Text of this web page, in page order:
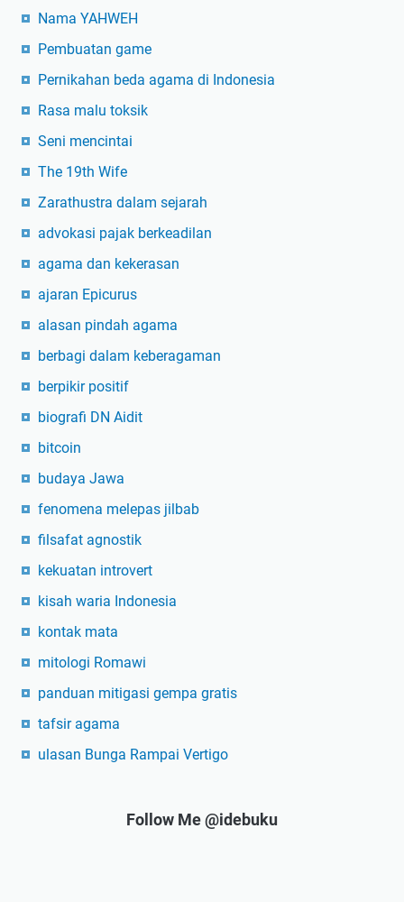
Nama YAHWEH
Pembuatan game
Pernikahan beda agama di Indonesia
Rasa malu toksik
Seni mencintai
The 19th Wife
Zarathustra dalam sejarah
advokasi pajak berkeadilan
agama dan kekerasan
ajaran Epicurus
alasan pindah agama
berbagi dalam keberagaman
berpikir positif
biografi DN Aidit
bitcoin
budaya Jawa
fenomena melepas jilbab
filsafat agnostik
kekuatan introvert
kisah waria Indonesia
kontak mata
mitologi Romawi
panduan mitigasi gempa gratis
tafsir agama
ulasan Bunga Rampai Vertigo
Follow Me @idebuku